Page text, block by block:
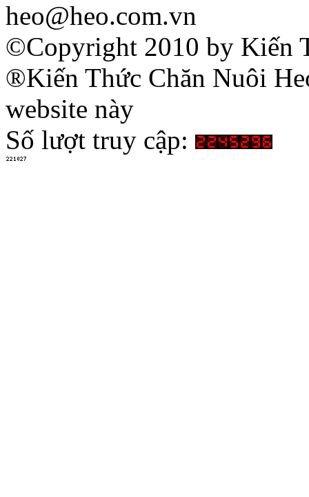
heo@heo.com.vn
©Copyright 2010 by Kiến
®Kiến Thức Chăn Nuôi
website này
Số lượt truy cập: